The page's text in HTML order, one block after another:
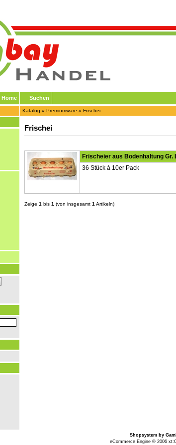
Home Suchen
Katalog » Premiumware » Frischei
Frischei
Frischeier aus Bodenhaltung Gr.
36 Stück à 10er Pack
Zeige 1 bis 1 (von insgesamt 1 Artikeln)
Shopsystem by
eCommerce Engine © 2006